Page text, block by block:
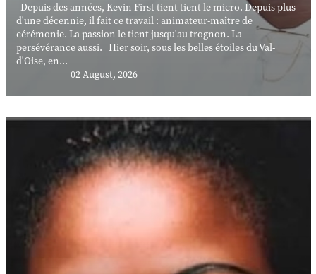
Depuis des années, Kevin First tient tient le micro. Depuis plus
d'une décennie, il fait ce travail : animateur-maître de
cérémonie. La passion le tient jusqu'au trognon. La
persévérance aussi. Hier soir, sous les belles étoiles du Val-
d'Oise, en...
02 August, 2026